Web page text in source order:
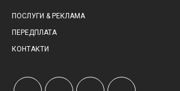
ПОСЛУГИ & РЕКЛАМА
ПЕРЕДПЛАТА
КОНТАКТИ